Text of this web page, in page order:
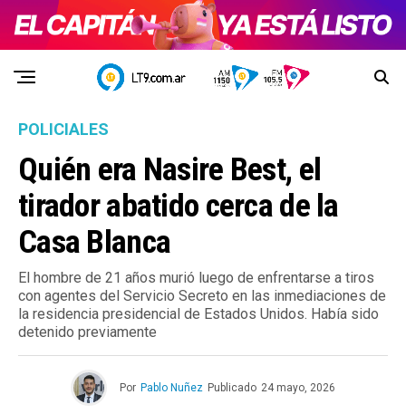
POLICIALES
Quién era Nasire Best, el
tirador abatido cerca de la
Casa Blanca
El hombre de 21 años murió luego de enfrentarse a tiros
con agentes del Servicio Secreto en las inmediaciones de
la residencia presidencial de Estados Unidos. Había sido
detenido previamente
Por Pablo Nuñez Publicado 24 mayo, 2026